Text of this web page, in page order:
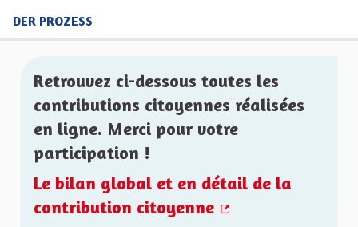
DER PROZESS
Retrouvez ci-dessous toutes les
contributions citoyennes réalisées
en ligne. Merci pour votre
participation !
Le bilan global et en détail de la
contribution citoyenne